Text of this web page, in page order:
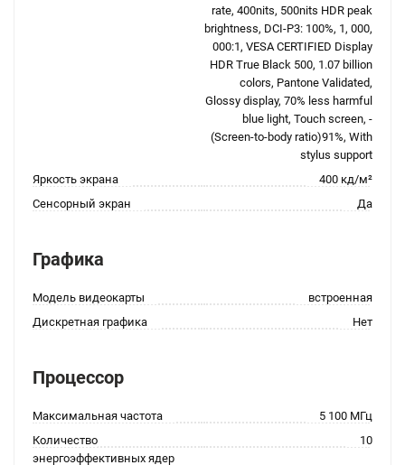
rate, 400nits, 500nits HDR peak
brightness, DCI-P3: 100%, 1, 000,
000:1, VESA CERTIFIED Display
HDR True Black 500, 1.07 billion
colors, Pantone Validated,
Glossy display, 70% less harmful
blue light, Touch screen, -
(Screen-to-body ratio)91%, With
stylus support
Яркость экрана
400 кд/м²
Сенсорный экран
Да
Графика
Модель видеокарты
встроенная
Дискретная графика
Нет
Процессор
Максимальная частота
5 100 МГц
Количество
энергоэффективных ядер
10